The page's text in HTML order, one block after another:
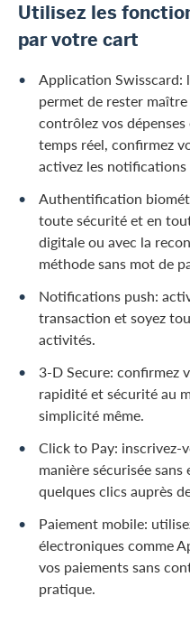
Utilisez les
par votre cart
Application Swisscard:
permet de rester
contrôlez vos
temps réel, confirmez
activez les
Authentification
toute sécurité et en
digitale ou avec la
méthode sans mot de
Notifications push:
transaction et soyez
activités.
3-D Secure: confirmez
rapidité et sécurité au
simplicité même.
Click to Pay: inscrivez-
manière sécurisée
quelques clics auprès
Paiement mobile:
électroniques comme
vos paiements sans
pratique.